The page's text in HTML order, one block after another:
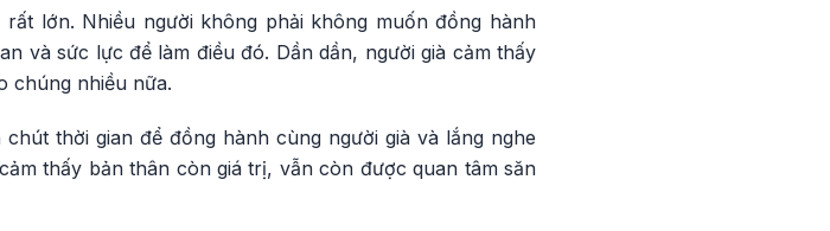
lớn. Nhiều người không phải không muốn đồng hành
và sức lực để làm điều đó. Dần dần, người già cảm thấy
chúng nhiều nữa.
thời gian để đồng hành cùng người già và lắng nghe
thấy bản thân còn giá trị, vẫn còn được quan tâm săn